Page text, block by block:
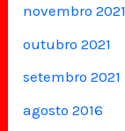
novembro 2021
outubro 2021
setembro 2021
agosto 2016